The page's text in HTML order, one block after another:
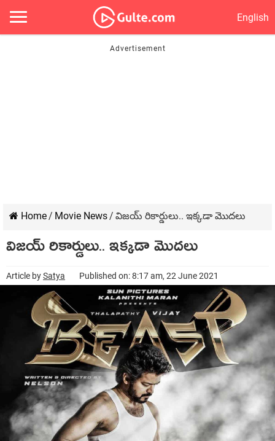
English
Home/ Movie News/ విజయ్ రికార్డులు.. ఇక్క‌డా మొద‌లు
విజయ్ రికార్డులు.. ఇక్క‌డా మొద‌లు
Article bySatya Published on: 8:17 am, 22 June 2021